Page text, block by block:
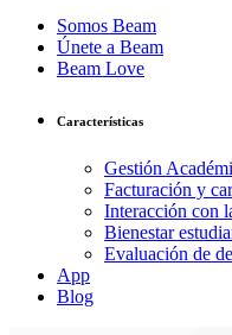
Somos Beam
Únete a Beam
Beam Love
Características
Gestión
Facturación y
Interacción con
Bienestar
Evaluación de
App
Blog